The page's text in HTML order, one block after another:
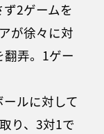
2ゲームを
が徐々に対
弄。1ゲー
ルに対して
り、3対1で